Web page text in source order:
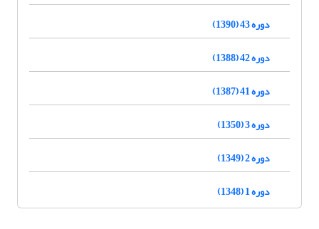
دوره 43 (1390)
دوره 42 (1388)
دوره 41 (1387)
دوره 3 (1350)
دوره 2 (1349)
دوره 1 (1348)